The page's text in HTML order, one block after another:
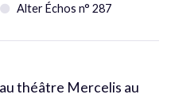
Alter Échos n° 287
théâtre Mercelis au